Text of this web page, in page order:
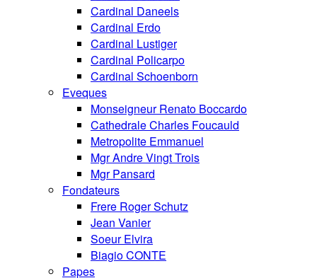
Cardinal Daneels
Cardinal Erdo
Cardinal Lustiger
Cardinal Policarpo
Cardinal Schoenborn
Eveques
Monseigneur Renato Boccardo
Cathedrale Charles Foucauld
Metropolite Emmanuel
Mgr Andre Vingt Trois
Mgr Pansard
Fondateurs
Frere Roger Schutz
Jean Vanier
Soeur Elvira
Biagio CONTE
Papes